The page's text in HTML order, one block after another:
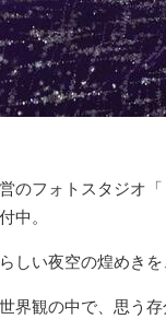
のフォトスタジオ
中。
しい夜空の煌めき
界観の中で、思う存